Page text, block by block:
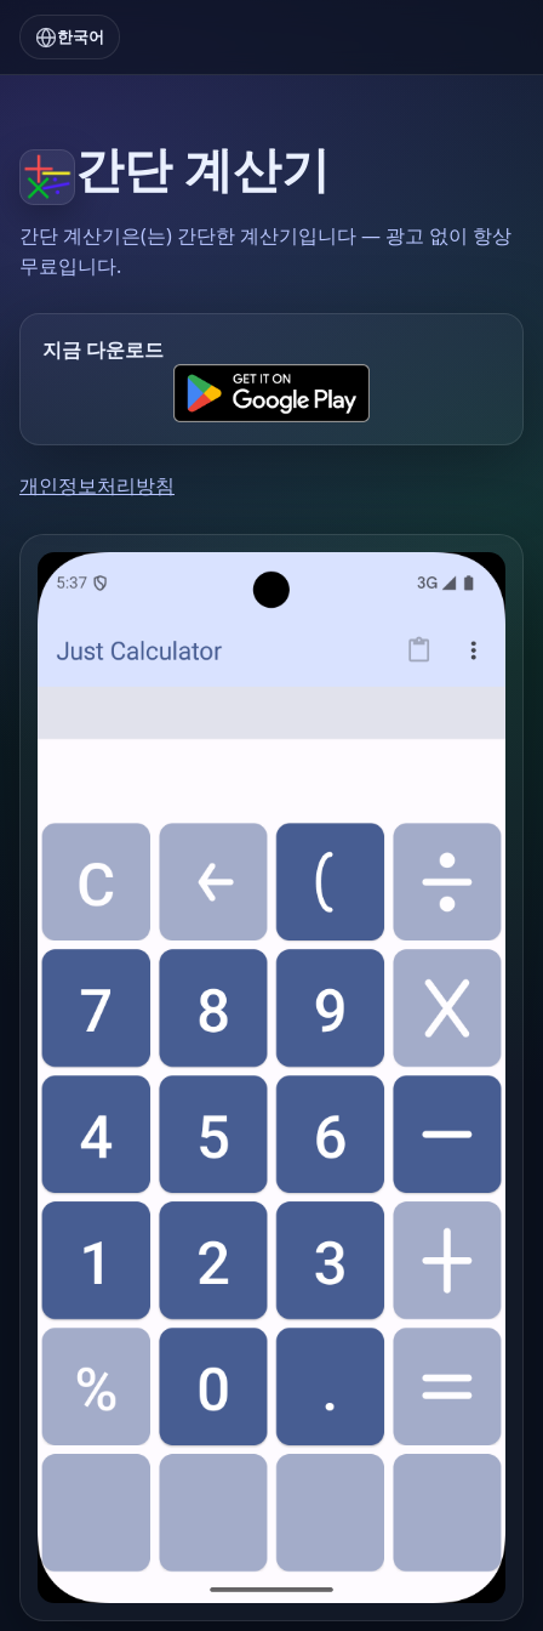
한국어
간단 계산기
간단 계산기은(는) 간단한 계산기입니다 — 광고 없이 항상
무료입니다.
지금 다운로드
개인정보처리방침